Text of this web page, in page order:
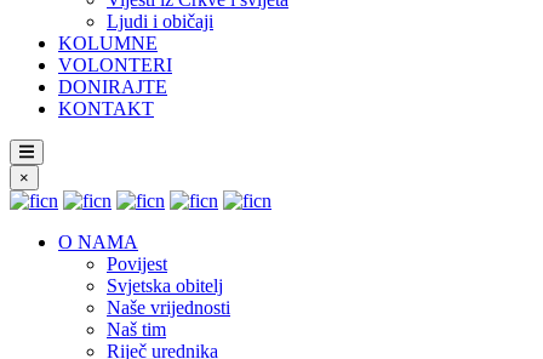
Ljudi i običaji
KOLUMNE
VOLONTERI
DONIRAJTE
KONTAKT
×
O NAMA
Povijest
Svjetska obitelj
Naše vrijednosti
Naš tim
Riječ urednika